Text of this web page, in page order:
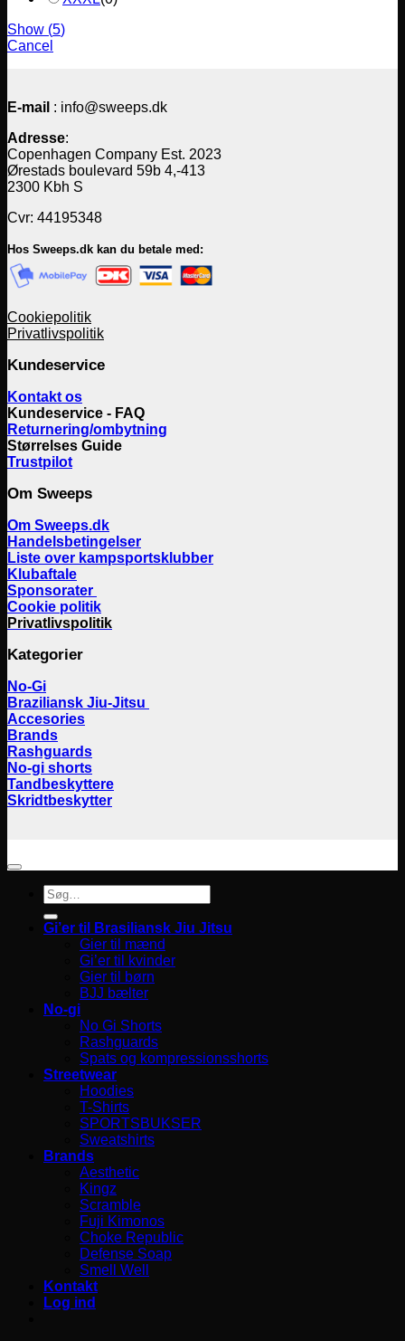
Show (5)
Cancel
E-mail : info@sweeps.dk
Adresse:
Copenhagen Company Est. 2023
Ørestads boulevard 59b 4,-413
2300 Kbh S
Cvr: 44195348
Hos Sweeps.dk kan du betale med:
Cookiepolitik
Privatlivspolitik
Kundeservice
Kontakt os
Kundeservice - FAQ
Returnering/ombytning
Størrelses Guide
Trustpilot
Om Sweeps
Om Sweeps.dk
Handelsbetingelser
Liste over kampsportsklubber
Klubaftale
Sponsorater
Cookie politik
Privatlivspolitik
Kategorier
No-Gi
Braziliansk Jiu-Jitsu
Accesories
Brands
Rashguards
No-gi shorts
Tandbeskyttere
Skridtbeskytter
Søg
efter:
Gi’er til Brasiliansk Jiu Jitsu
Gier til mænd
Gi’er til kvinder
Gier til børn
BJJ bælter
No-gi
No Gi Shorts
Rashguards
Spats og kompressionsshorts
Streetwear
Hoodies
T-Shirts
SPORTSBUKSER
Sweatshirts
Brands
Aesthetic
Kingz
Scramble
Fuji Kimonos
Choke Republic
Defense Soap
Smell Well
Kontakt
Log ind